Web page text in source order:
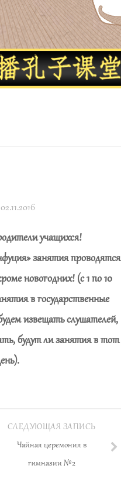
учащихся!
занятия проводятся
новогодних! (с 1 по 10
в государственные
извещать слушателей,
будут ли занятия в тот
СЛЕДУЮЩАЯ ЗАПИСЬ
Чайная церемония в
гимназии №2